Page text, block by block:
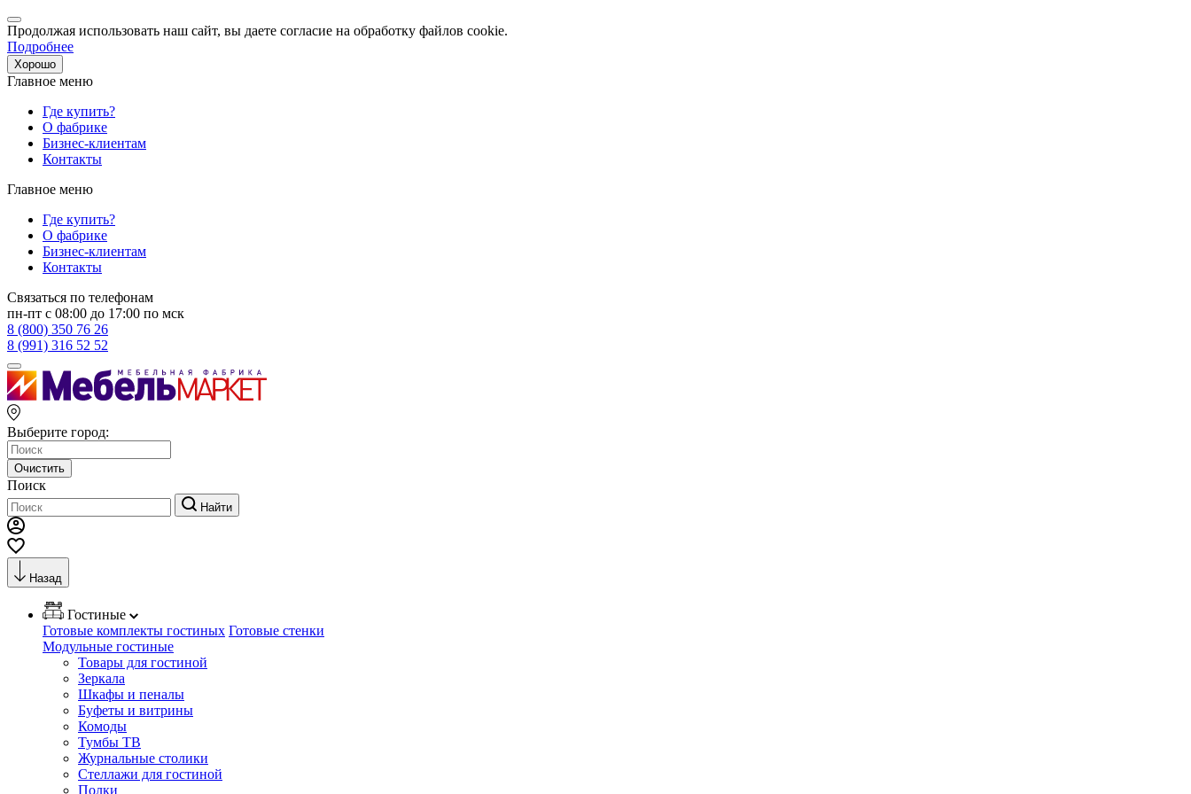
Продолжая использовать наш сайт, вы даете согласие на обработку файлов cookie.
Подробнее
Хорошо
Главное меню
Где купить?
О фабрике
Бизнес-клиентам
Контакты
Главное меню
Где купить?
О фабрике
Бизнес-клиентам
Контакты
Связаться по телефонам
пн-пт с 08:00 до 17:00 по мск
8 (800) 350 76 26
8 (991) 316 52 52
Выберите город:
Очистить
Поиск
Найти
Назад
Гостиные
Готовые комплекты гостиных Готовые стенки
Модульные гостиные
Товары для гостиной
Зеркала
Шкафы и пеналы
Буфеты и витрины
Комоды
Тумбы ТВ
Журнальные столики
Стеллажи для гостиной
Полки